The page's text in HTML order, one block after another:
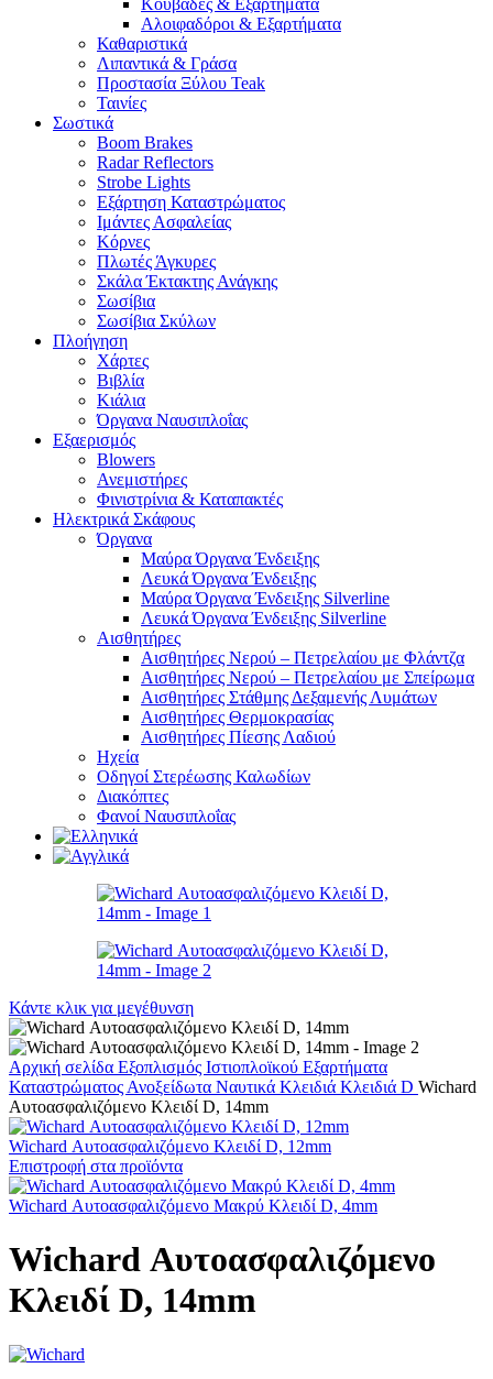
Κουβάδες & Εξαρτήματα
Αλοιφαδόροι & Εξαρτήματα
Καθαριστικά
Λιπαντικά & Γράσα
Προστασία Ξύλου Teak
Ταινίες
Σωστικά
Boom Brakes
Radar Reflectors
Strobe Lights
Εξάρτηση Καταστρώματος
Ιμάντες Ασφαλείας
Κόρνες
Πλωτές Άγκυρες
Σκάλα Έκτακτης Ανάγκης
Σωσίβια
Σωσίβια Σκύλων
Πλοήγηση
Χάρτες
Βιβλία
Κιάλια
Όργανα Ναυσιπλοΐας
Εξαερισμός
Blowers
Ανεμιστήρες
Φινιστρίνια & Καταπακτές
Ηλεκτρικά Σκάφους
Όργανα
Μαύρα Όργανα Ένδειξης
Λευκά Όργανα Ένδειξης
Μαύρα Όργανα Ένδειξης Silverline
Λευκά Όργανα Ένδειξης Silverline
Αισθητήρες
Αισθητήρες Νερού – Πετρελαίου με Φλάντζα
Αισθητήρες Νερού – Πετρελαίου με Σπείρωμα
Αισθητήρες Στάθμης Δεξαμενής Λυμάτων
Αισθητήρες Θερμοκρασίας
Αισθητήρες Πίεσης Λαδιού
Ηχεία
Οδηγοί Στερέωσης Καλωδίων
Διακόπτες
Φανοί Ναυσιπλοΐας
Κάντε κλικ για μεγέθυνση
Αρχική σελίδα Εξοπλισμός Ιστιοπλοϊκού Εξαρτήματα
Καταστρώματος Ανοξείδωτα Ναυτικά Κλειδιά Κλειδιά D Wichard
Αυτοασφαλιζόμενο Κλειδί D, 14mm
Wichard Αυτοασφαλιζόμενο Κλειδί D, 12mm
Επιστροφή στα προϊόντα
Wichard Αυτοασφαλιζόμενο Μακρύ Κλειδί D, 4mm
Wichard Αυτοασφαλιζόμενο
Κλειδί D, 14mm